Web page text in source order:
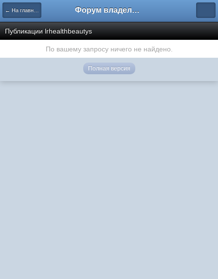
← На главную Форум владельцев интернет-магазинов
Публикации lrhealthbeautys
По вашему запросу ничего не найдено.
Полная версия